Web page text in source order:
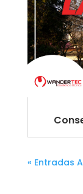
« Entradas